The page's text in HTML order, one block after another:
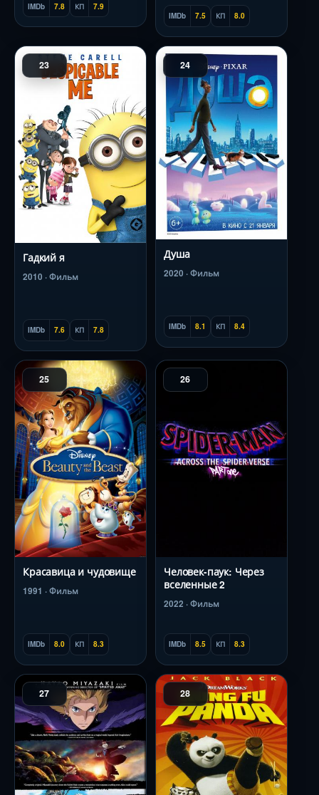
IMDb 7.8 КП 7.9
IMDb 7.5 КП 8.0
23
Гадкий я
2010 · Фильм
IMDb 7.6 КП 7.8
24
Душа
2020 · Фильм
IMDb 8.1 КП 8.4
25
Красавица и чудовище
1991 · Фильм
IMDb 8.0 КП 8.3
26
Человек-паук: Через
вселенные 2
2022 · Фильм
IMDb 8.5 КП 8.3
27 28